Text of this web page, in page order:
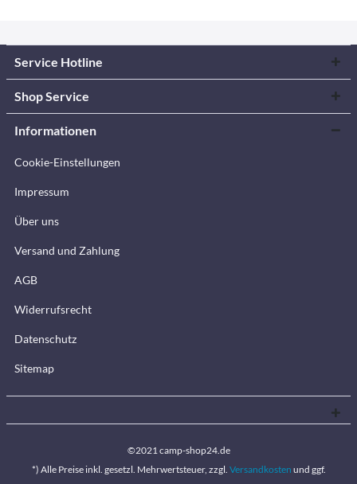
Service Hotline
Shop Service
Informationen
Cookie-Einstellungen
Impressum
Über uns
Versand und Zahlung
AGB
Widerrufsrecht
Datenschutz
Sitemap
©2021 camp-shop24.de
*) Alle Preise inkl. gesetzl. Mehrwertsteuer, zzgl. Versandkosten und ggf.